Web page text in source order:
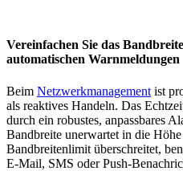
Vereinfachen Sie das
automatischen Warnmeldungen
Beim Netzwerkmanagement ist
als reaktives Handeln. Das
durch ein robustes, anpassbares
Bandbreite unerwartet in die
Bandbreitenlimit überschreitet,
E-Mail, SMS oder Push-